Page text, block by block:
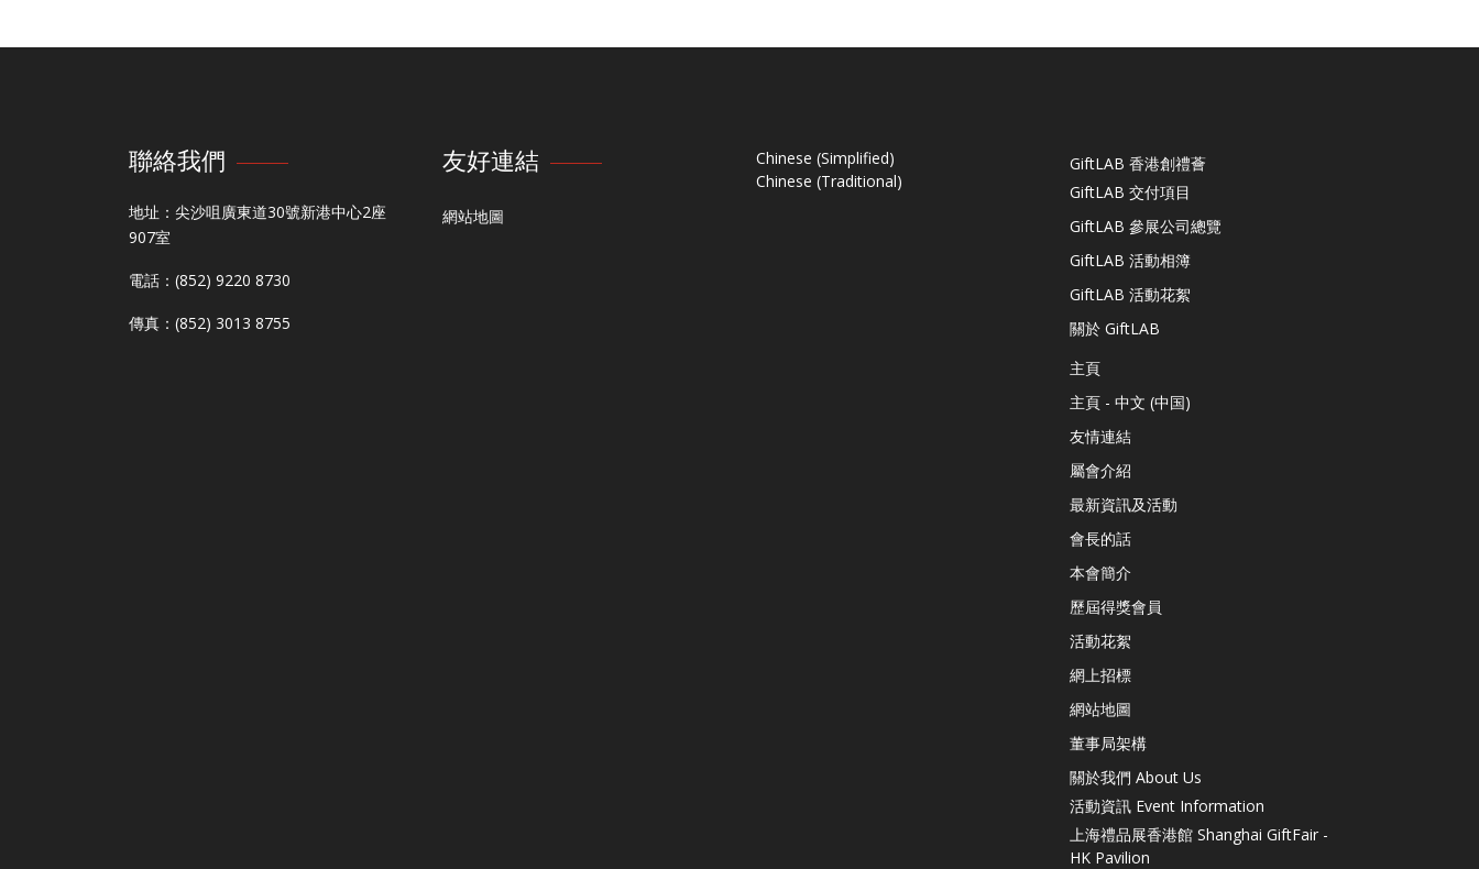
聯絡我們
地址：尖沙咀廣東道30號新港中心2座
907室
電話：(852) 9220 8730
傳真：(852) 3013 8755
友好連結
網站地圖
Chinese (Simplified)
Chinese (Traditional)
GiftLAB 香港創禮薈
GiftLAB 交付項目
GiftLAB 參展公司總覽
GiftLAB 活動相簿
GiftLAB 活動花絮
關於 GiftLAB
主頁
主頁 - 中文 (中国)
友情連結
屬會介紹
最新資訊及活動
會長的話
本會簡介
歷屆得獎會員
活動花絮
網上招標
網站地圖
董事局架構
關於我們 About Us
活動資訊 Event Information
上海禮品展香港館 Shanghai GiftFair -
HK Pavilion